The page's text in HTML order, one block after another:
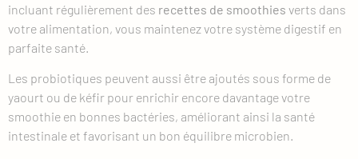
incluant régulièrement des recettes de smoothies verts dans
votre alimentation, vous maintenez votre système digestif en
parfaite santé.
Les probiotiques peuvent aussi être ajoutés sous forme de
yaourt ou de kéfir pour enrichir encore davantage votre
smoothie en bonnes bactéries, améliorant ainsi la santé
intestinale et favorisant un bon équilibre microbien.